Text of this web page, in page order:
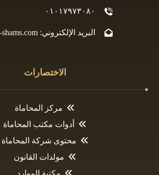
٠١٠١٧٩٧٣٠٨٠
البريد الإلكتروني: info@m-shams.com
الاختصارات
مركز المحاماة
أدوات مكتب المحاماة
محتوى شركة المحاماة
مولدات القانون